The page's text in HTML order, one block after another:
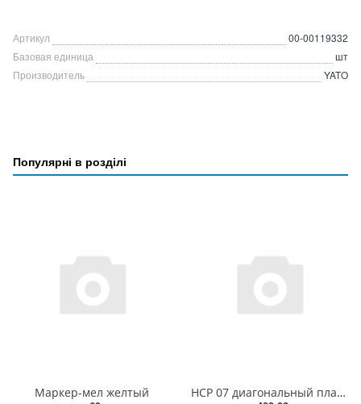
Артикул
00-00119332
Базовая единица
шт
Производитель
YATO
Популярні в розділі
Маркер-мел желтый
HCP 07 диагональный пластырь 295 мм